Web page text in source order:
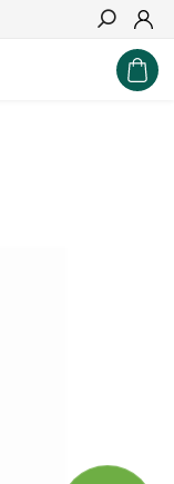
Hľadať